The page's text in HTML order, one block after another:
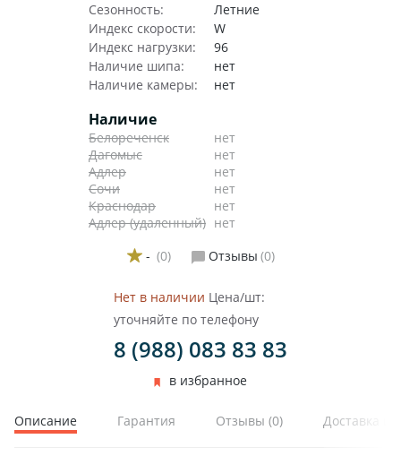
Сезонность:
Летние
Индекс скорости:
W
Индекс нагрузки:
96
Наличие шипа:
нет
Наличие камеры:
нет
Наличие
Белореченск
нет
Дагомыс
нет
Адлер
нет
Сочи
нет
Краснодар
нет
Адлер (удаленный) нет
- (0) Отзывы (0)
Нет в наличии Цена/шт:
уточняйте по телефону
8 (988) 083 83 83
в избранное
Описание Гарантия Отзывы (0) Доставка и